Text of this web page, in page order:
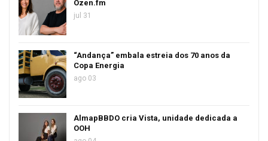
Ozen.fm
jul 31
“Andança” embala estreia dos 70 anos da
Copa Energia
ago 03
AlmapBBDO cria Vista, unidade dedicada a
OOH